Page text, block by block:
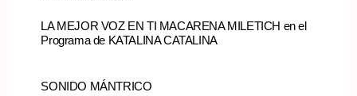
LA MEJOR VOZ EN TI MACARENA MILETICH en el
Programa de KATALINA CATALINA
SONIDO MÁNTRICO